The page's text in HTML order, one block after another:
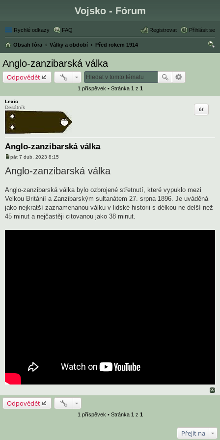
Vojsko - Fórum
Rychlé odkazy FAQ Přihlásit se
Registrovat
Obsah fóra Války a období
Před rokem 1914
Anglo-zanzibarská válka
Odpovědět
1 příspěvek • Stránka 1 z 1
Lexic
Desátník
Anglo-zanzibarská válka
Citace
P
í
ě
v
e
k
pát 7 dub, 2023 8:15
Anglo-zanzibarská válka
Anglo-zanzibarská válka bylo ozbrojené střetnutí, které vypuklo mezi
Velkou Británií a Zanzibarským sultanátem 27. srpna 1896. Je uváděná
jako nejkratší zaznamenanou válku v lidské historii s délkou ne delší než
45 minut a nejčastěji citovanou jako 38 minut.
Odpovědět
1 příspěvek • Stránka 1 z 1
Přejít na